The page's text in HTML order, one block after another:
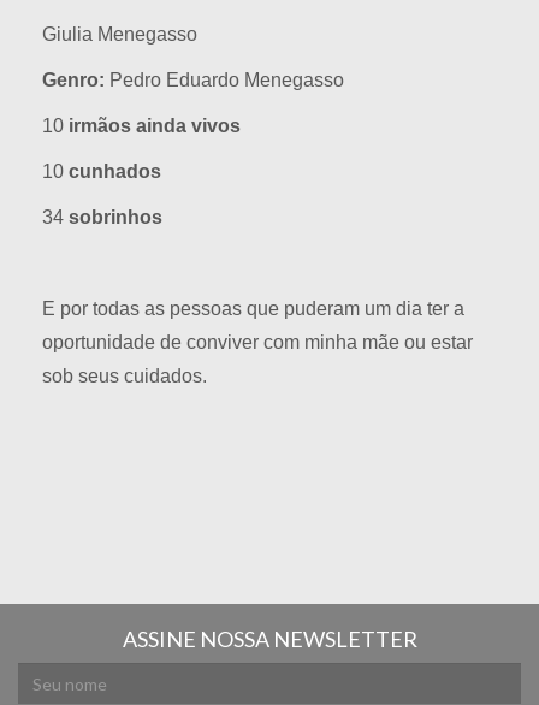
Giulia Menegasso
Genro: Pedro Eduardo Menegasso
10 irmãos ainda vivos
10 cunhados
34 sobrinhos
E por todas as pessoas que puderam um dia ter a
oportunidade de conviver com minha mãe ou estar
sob seus cuidados.
ASSINE NOSSA NEWSLETTER